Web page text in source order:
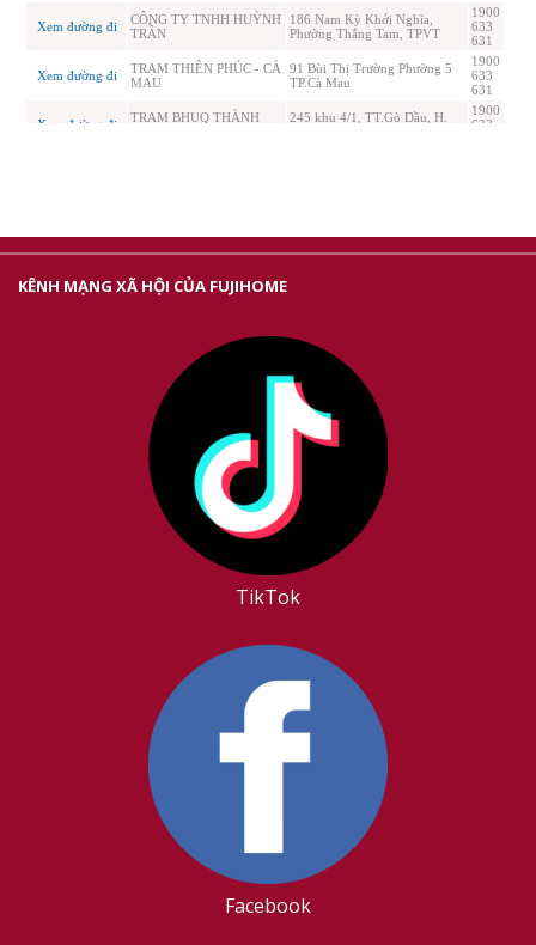
KÊNH MẠNG XÃ HỘI CỦA FUJIHOME
TikTok
Facebook